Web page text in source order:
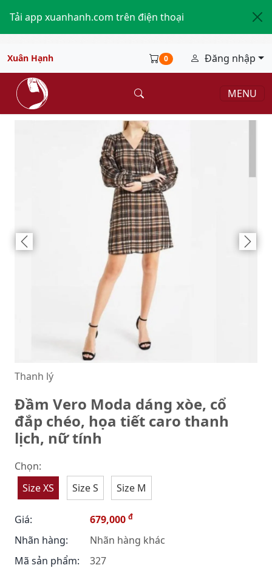
Tải app xuanhanh.com trên điện thoại
Xuân Hạnh 0 Đăng nhập
MENU
Thanh lý
Đầm Vero Moda dáng xòe, cổ
đắp chéo, họa tiết caro thanh
lịch, nữ tính
Chọn:
Size XS
Size S Size M
Giá: 679,000 đ
Nhãn hàng:
Nhãn hàng khác
Mã sản phẩm:
327